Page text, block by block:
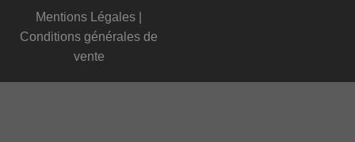
Mentions Légales
Conditions générales de
vente